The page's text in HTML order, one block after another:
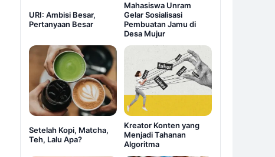
URI: Ambisi Besar,
Pertanyaan Besar
Mahasiswa Unram
Gelar Sosialisasi
Pembuatan Jamu di
Desa Mujur
Setelah Kopi, Matcha,
Teh, Lalu Apa?
Kreator Konten yang
Menjadi Tahanan
Algoritma